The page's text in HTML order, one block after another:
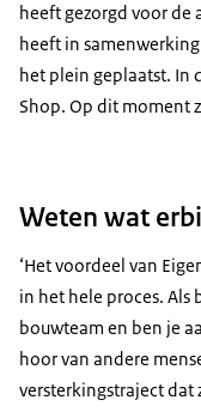
heeft gezorgd voor de
heeft in
het plein geplaatst. In
Shop. Op dit moment
Weten wat
‘Het voordeel van
in het hele proces.
bouwteam en ben je
hoor van andere
versterkingstraject dat